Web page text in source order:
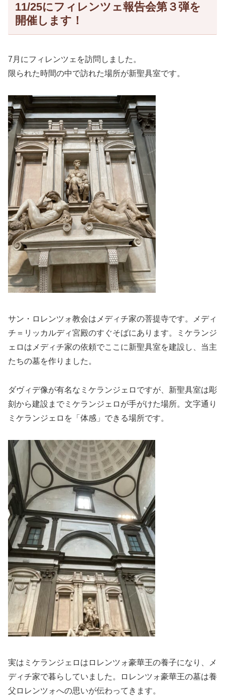
11/25にフィレンツェ報告会第３弾を
開催します！
7月にフィレンツェを訪問しました。
限られた時間の中で訪れた場所が新聖具室です。
サン・ロレンツォ教会はメディチ家の菩提寺です。メディ
チ＝リッカルディ宮殿のすぐそばにあります。ミケランジ
ェロはメディチ家の依頼でここに新聖具室を建設し、当主
たちの墓を作りました。
ダヴィデ像が有名なミケランジェロですが、新聖具室は彫
刻から建設までミケランジェロが手がけた場所。文字通り
ミケランジェロを「体感」できる場所です。
実はミケランジェロはロレンツォ豪華王の養子になり、メ
ディチ家で暮らしていました。ロレンツォ豪華王の墓は養
父ロレンツォへの思いが伝わってきます。